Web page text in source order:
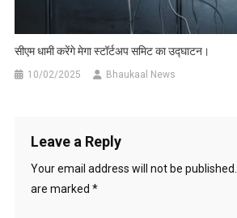
सीएम धामी करेंगे मेगा स्टॉर्टअप समिट का उद्घाटन।
10/02/2025 Bhaukaal News
Leave a Reply
Your email address will not be published.
are marked *